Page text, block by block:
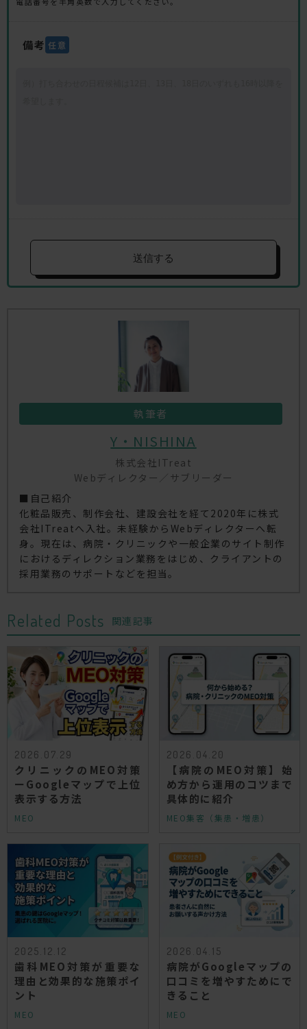
備考 任意
執筆者
Y・NISHINA
株式会社ITreat
Webディレクター／サブリーダー
■自己紹介
化粧品販売、制作会社、建設会社を経て2020年に株式
会社ITreatへ入社。未経験からWebディレクターへ転
身。現在は、病院・クリニックや一般企業のサイト制作
におけるディレクション業務をはじめ、クライアントの
採用業務のサポートなどを担当。
Related Posts 関連記事
2026.07.29
クリニックのMEO対策
ーGoogleマップで上位
表示する方法
MEO
2026.04.20
【病院のMEO対策】始
め方から運用のコツまで
具体的に紹介
MEO集客（集患・増患）
2025.12.12
歯科MEO対策が重要な
理由と効果的な施策ポイ
ント
MEO
2026.04.15
病院がGoogleマップの
口コミを増やすためにで
きること
MEO